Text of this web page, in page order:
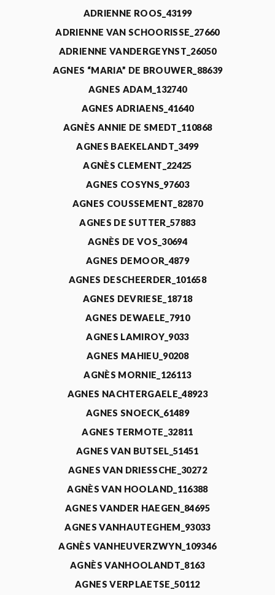
ADRIENNE ROOS_43199
ADRIENNE VAN SCHOORISSE_27660
ADRIENNE VANDERGEYNST_26050
AGNES “MARIA” DE BROUWER_88639
AGNES ADAM_132740
AGNES ADRIAENS_41640
AGNÈS ANNIE DE SMEDT_110868
AGNES BAEKELANDT_3499
AGNÈS CLEMENT_22425
AGNES COSYNS_97603
AGNES COUSSEMENT_82870
AGNES DE SUTTER_57883
AGNÈS DE VOS_30694
AGNES DEMOOR_4879
AGNES DESCHEERDER_101658
AGNES DEVRIESE_18718
AGNES DEWAELE_7910
AGNES LAMIROY_9033
AGNES MAHIEU_90208
AGNÈS MORNIE_126113
AGNES NACHTERGAELE_48923
AGNES SNOECK_61489
AGNES TERMOTE_32811
AGNES VAN BUTSEL_51451
AGNES VAN DRIESSCHE_30272
AGNÈS VAN HOOLAND_116388
AGNES VANDER HAEGEN_84695
AGNES VANHAUTEGHEM_93033
AGNÈS VANHEUVERZWYN_109346
AGNÈS VANHOOLANDT_8163
AGNES VERPLAETSE_50112